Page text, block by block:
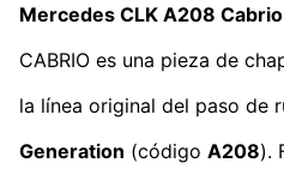
Mercedes CLK A208
CABRIO es una pieza de
la línea original del paso de
Generation (código A208).